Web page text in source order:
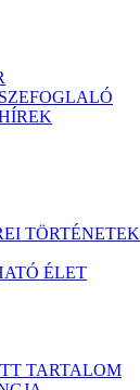
TÖRTÉNETEK
ÉLET
TARTALOM